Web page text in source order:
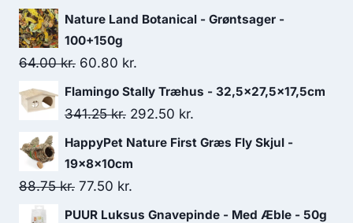
Nature Land Botanical - Grøntsager -
100+150g
64.00kr. Den
oprindelige
pris
64.00 kr..
60.80 kr.
aktuelle
pris
Flamingo Stally Træhus - 32,5x27,5x17,5cm
341.25kr. Den
oprindelige
pris
341.25 kr..
292.50 kr.
aktuelle
292.50 kr..
HappyPet Nature First Græs Fly Skjul -
19x8x10cm
88.75kr. Den
oprindelige
77.50 kr.
aktuelle
PUUR Luksus Gnavepinde - Med Æble - 50g